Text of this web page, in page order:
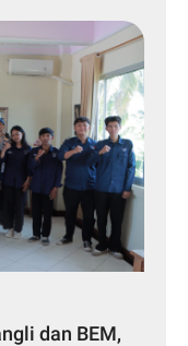
dan BEM,